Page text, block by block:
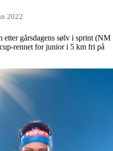
2022
etter gårsdagens sølv i sprint (NM
rennet for junior i 5 km fri på